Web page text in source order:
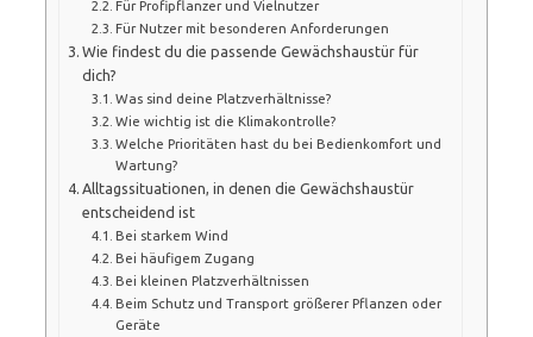
Für Profipflanzer und Vielnutzer
Für Nutzer mit besonderen Anforderungen
Wie findest du die passende Gewächshaustür für
dich?
Was sind deine Platzverhältnisse?
Wie wichtig ist die Klimakontrolle?
Welche Prioritäten hast du bei Bedienkomfort und
Wartung?
Alltagssituationen, in denen die Gewächshaustür
entscheidend ist
Bei starkem Wind
Bei häufigem Zugang
Bei kleinen Platzverhältnissen
Beim Schutz und Transport größerer Pflanzen oder
Geräte